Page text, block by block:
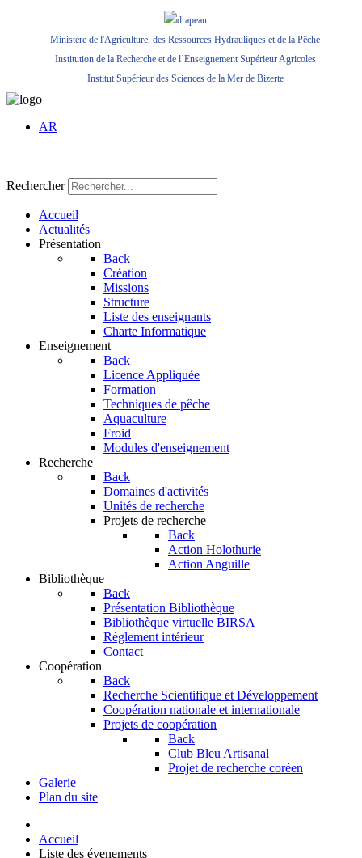
Ministère de l'Agriculture, des Ressources Hydrauliques et de la Pêche
Institution de la Recherche et de l’Enseignement Supérieur Agricoles
Institut Supérieur des Sciences de la Mer de Bizerte
AR
Rechercher
Accueil
Actualités
Présentation
Back
Création
Missions
Structure
Liste des enseignants
Charte Informatique
Enseignement
Back
Licence Appliquée
Formation
Techniques de pêche
Aquaculture
Froid
Modules d'enseignement
Recherche
Back
Domaines d'activités
Unités de recherche
Projets de recherche
Back
Action Holothurie
Action Anguille
Bibliothèque
Back
Présentation Bibliothèque
Bibliothèque virtuelle BIRSA
Règlement intérieur
Contact
Coopération
Back
Recherche Scientifique et Développement
Coopération nationale et internationale
Projets de coopération
Back
Club Bleu Artisanal
Projet de recherche coréen
Galerie
Plan du site
Accueil
Liste des évenements